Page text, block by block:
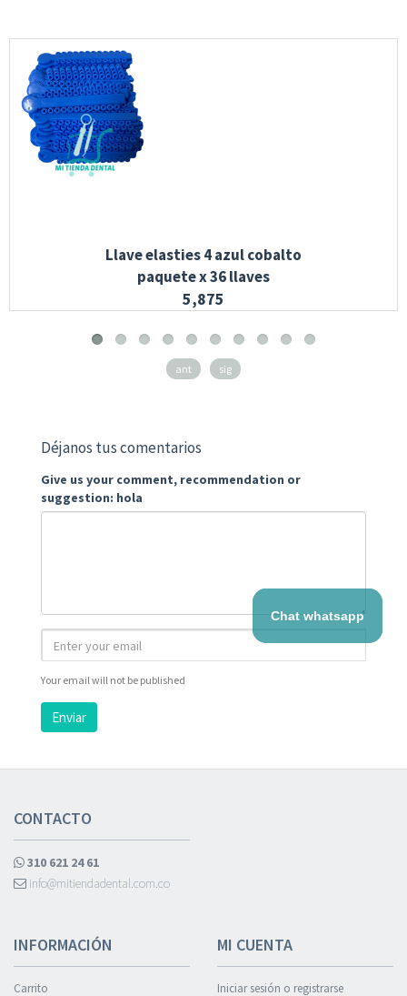
Llave elasties 4 azul cobalto
paquete x 36 llaves
5,875
ant sig
Déjanos tus comentarios
Give us your comment, recommendation or
suggestion: hola
Your email will not be published
Enviar
CONTACTO
310 621 24 61
info@mitiendadental.com.co
INFORMACIÓN
Carrito
MI CUENTA
Iniciar sesión o registrarse
Chat whatsapp